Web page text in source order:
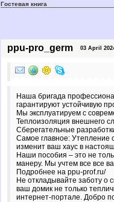
Гостевая книга
ppu-pro_germ 03 April
Наша бригада
гарантируют устойчивую
Мы эксплуатируем с
Теплоизоляция внешнего
Сберегательные
Самое главное: Утепление
изменит ваш хаус в
Наши пособия – это не
манеру. Мы учтем все все
Подробнее на ppu-prof.ru/
Не откладывайте заботу
ваш домик не только
интернет-портале. Добро